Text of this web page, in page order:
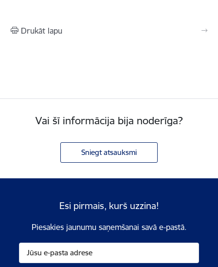
Drukāt lapu
Vai šī informācija bija noderīga?
Sniegt atsauksmi
Esi pirmais, kurš uzzina!
Piesakies jaunumu saņemšanai savā e-pastā.